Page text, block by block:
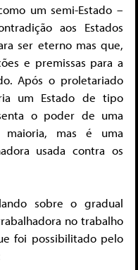
um semi-Estado –
aos Estados
ser eterno mas que,
e premissas para a
Após o proletariado
um Estado de tipo
o poder de uma
maioria, mas é uma
usada contra os
sobre o gradual
no trabalho
foi possibilitado pelo